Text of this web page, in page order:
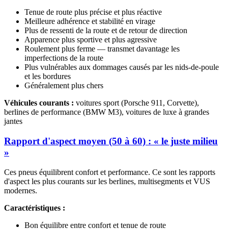
Tenue de route plus précise et plus réactive
Meilleure adhérence et stabilité en virage
Plus de ressenti de la route et de retour de direction
Apparence plus sportive et plus agressive
Roulement plus ferme — transmet davantage les
imperfections de la route
Plus vulnérables aux dommages causés par les nids-de-poule
et les bordures
Généralement plus chers
Véhicules courants : voitures sport (Porsche 911, Corvette),
berlines de performance (BMW M3), voitures de luxe à grandes
jantes
Rapport d'aspect moyen (50 à 60) : « le juste milieu
»
Ces pneus équilibrent confort et performance. Ce sont les rapports
d'aspect les plus courants sur les berlines, multisegments et VUS
modernes.
Caractéristiques :
Bon équilibre entre confort et tenue de route